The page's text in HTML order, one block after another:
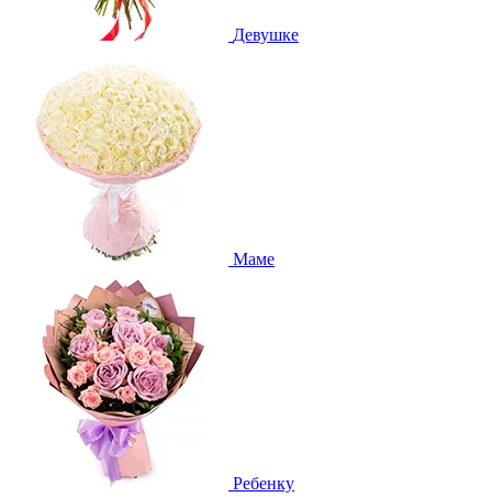
Девушке
Маме
Ребенку